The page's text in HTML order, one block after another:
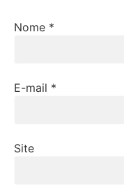
Nome *
E-mail *
Site